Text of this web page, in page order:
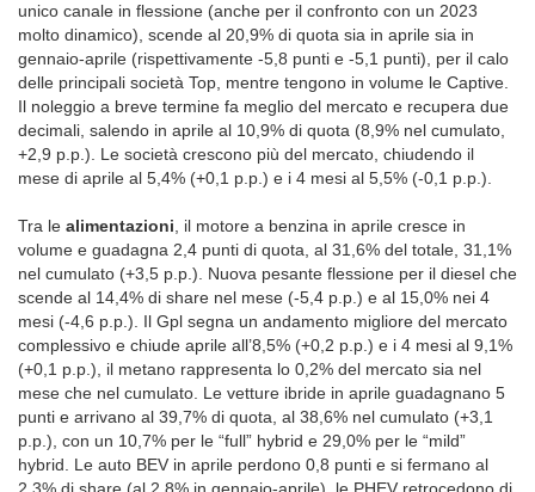
unico canale in flessione (anche per il confronto con un 2023
molto dinamico), scende al 20,9% di quota sia in aprile sia in
gennaio-aprile (rispettivamente -5,8 punti e -5,1 punti), per il calo
delle principali società Top, mentre tengono in volume le Captive.
Il noleggio a breve termine fa meglio del mercato e recupera due
decimali, salendo in aprile al 10,9% di quota (8,9% nel cumulato,
+2,9 p.p.). Le società crescono più del mercato, chiudendo il
mese di aprile al 5,4% (+0,1 p.p.) e i 4 mesi al 5,5% (-0,1 p.p.).
Tra le alimentazioni , il motore a benzina in aprile cresce in
volume e guadagna 2,4 punti di quota, al 31,6% del totale, 31,1%
nel cumulato (+3,5 p.p.). Nuova pesante flessione per il diesel che
scende al 14,4% di share nel mese (-5,4 p.p.) e al 15,0% nei 4
mesi (-4,6 p.p.). Il Gpl segna un andamento migliore del mercato
complessivo e chiude aprile all’8,5% (+0,2 p.p.) e i 4 mesi al 9,1%
(+0,1 p.p.), il metano rappresenta lo 0,2% del mercato sia nel
mese che nel cumulato. Le vetture ibride in aprile guadagnano 5
punti e arrivano al 39,7% di quota, al 38,6% nel cumulato (+3,1
p.p.), con un 10,7% per le “full” hybrid e 29,0% per le “mild”
hybrid. Le auto BEV in aprile perdono 0,8 punti e si fermano al